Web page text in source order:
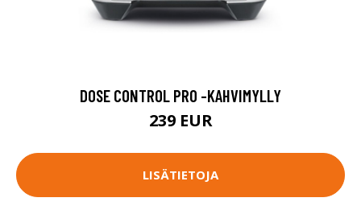
DOSE CONTROL PRO -KAHVIMYLLY
239 EUR
LISÄTIETOJA